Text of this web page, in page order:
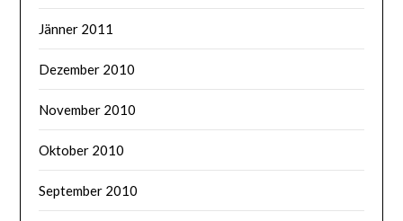
Jänner 2011
Dezember 2010
November 2010
Oktober 2010
September 2010